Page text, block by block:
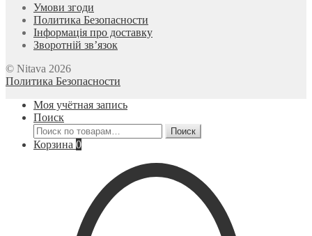
Умови згоди
Политика Безопасности
Інформація про доставку
Зворотній зв’язок
© Nitava 2026
Политика Безопасности
Моя учётная запись
Поиск
Искать:
Поиск
Корзина 0